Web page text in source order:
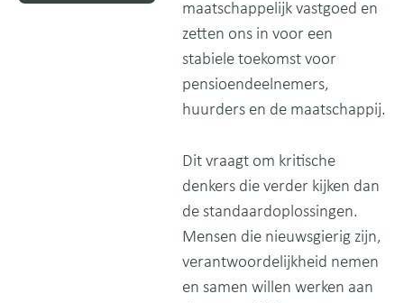
maatschappelijk vastgoed en
zetten ons in voor een
stabiele toekomst voor
pensioendeelnemers,
huurders en de maatschappij.
Dit vraagt om kritische
denkers die verder kijken dan
de standaardoplossingen.
Mensen die nieuwsgierig zijn,
verantwoordelijkheid nemen
en samen willen werken aan